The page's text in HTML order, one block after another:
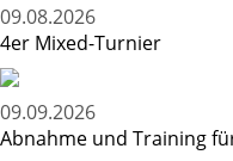
09.08.2026
4er Mixed-Turnier
09.09.2026
Abnahme und Training